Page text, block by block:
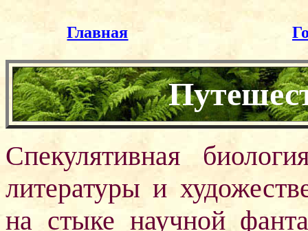
Главная
Спекулятивная
литературы и
на стыке научной